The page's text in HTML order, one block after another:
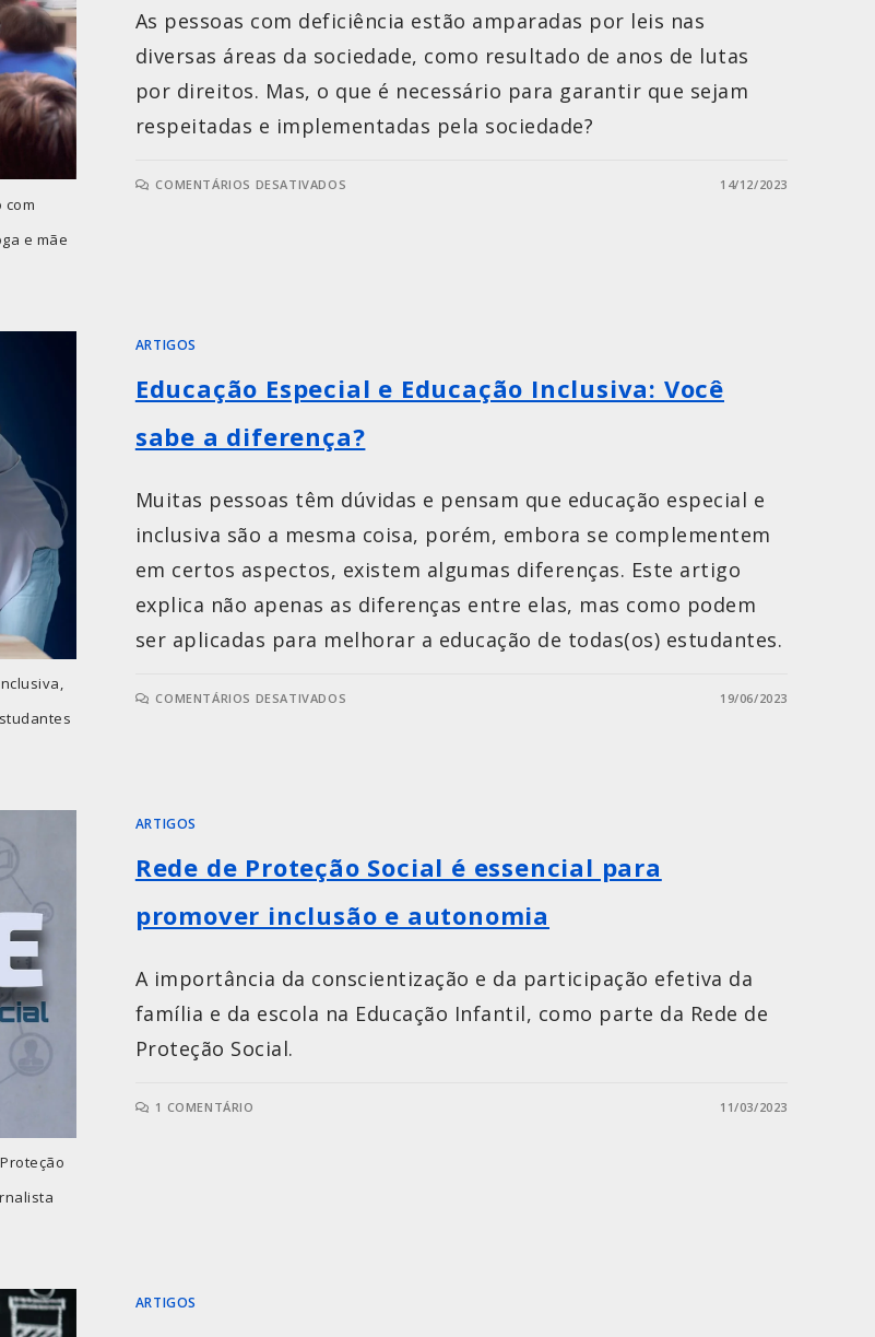
com
e mãe
As pessoas com deficiência estão amparadas por leis nas
diversas áreas da sociedade, como resultado de anos de lutas
por direitos. Mas, o que é necessário para garantir que sejam
respeitadas e implementadas pela sociedade?
COMENTÁRIOS DESATIVADOS 14/12/2023
ARTIGOS
Educação Especial e Educação Inclusiva: Você
sabe a diferença?
Muitas pessoas têm dúvidas e pensam que educação especial e
inclusiva são a mesma coisa, porém, embora se complementem
em certos aspectos, existem algumas diferenças. Este artigo
explica não apenas as diferenças entre elas, mas como podem
ser aplicadas para melhorar a educação de todas(os) estudantes.
COMENTÁRIOS DESATIVADOS 19/06/2023
ARTIGOS
Rede de Proteção Social é essencial para
promover inclusão e autonomia
A importância da conscientização e da participação efetiva da
família e da escola na Educação Infantil, como parte da Rede de
Proteção Social.
1 COMENTÁRIO 11/03/2023
ARTIGOS